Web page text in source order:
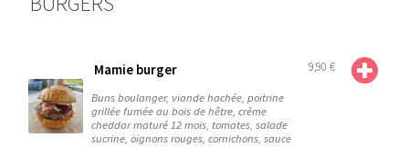
Mamie burger
Buns boulanger, viande hachée, poitrine
grillée fumée au bois de hêtre, crème
cheddar maturé 12 mois, tomates, salade
sucrine, oignons rouges, cornichons, sauce
9,90€